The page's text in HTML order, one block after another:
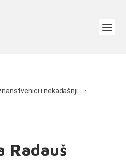
i nekadašnji... ∙
Radauš